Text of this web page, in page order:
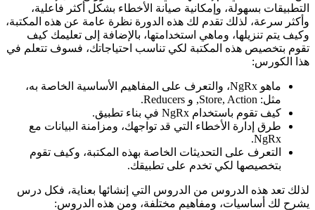
التطبيقات بسهولة، وإمكانية صيانة الأخطاء بشكل أكثر فاعلية،
وأكثر سرعة، لذلك تقدم لك هذه الدورة نظرة عامة عن هذه المكتبة،
وكيف يتم تنزيلها، وماهي استخدامتها، بالإضافة إلى تعليمك كيف
تقوم بتخصيص هذه المكتبة لكي تناسب احتياجاتك، فسوف تتعلم في
هذا الكورس:
ماهو NgRx، والتعرف على المفاهيم الأساسية الخاصة به،
مثل: Store, Action, و Reducers.
كيف تقوم باستخدام NgRx في بناء تطبيق.
طرق إدارة الأخطاء التي قد تواجهك، ومزامنة البيانات مع
NgRx.
التعرف على التحديثات الخاصة بهذه المكتبة، وكيف تقوم
بتخصيصها لكي تخدم على تطبيقك.
لذلك تعد هذه الدروس من الدروس التي إنشائها بعناية، فكل درس
يشرح لك أساسيات، ومفاهيم مختلفة، ومن هذه الدروس: